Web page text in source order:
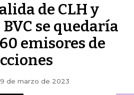
de CLH y
se quedaría
emisores de
de marzo de 2023